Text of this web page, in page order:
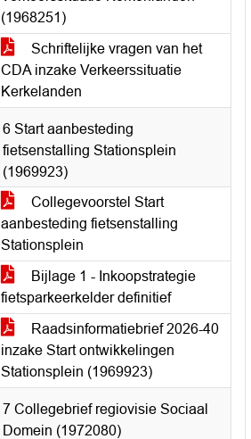
(1968251)
Schriftelijke vragen van het
CDA inzake Verkeerssituatie
Kerkelanden
6 Start aanbesteding
fietsenstalling Stationsplein
(1969923)
Collegevoorstel Start
aanbesteding fietsenstalling
Stationsplein
Bijlage 1 - Inkoopstrategie
fietsparkeerkelder definitief
Raadsinformatiebrief 2026-40
inzake Start ontwikkelingen
Stationsplein (1969923)
7 Collegebrief regiovisie Sociaal
Domein (1972080)